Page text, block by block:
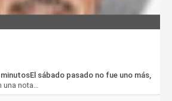
sábado pasado no fue uno más,
una nota…